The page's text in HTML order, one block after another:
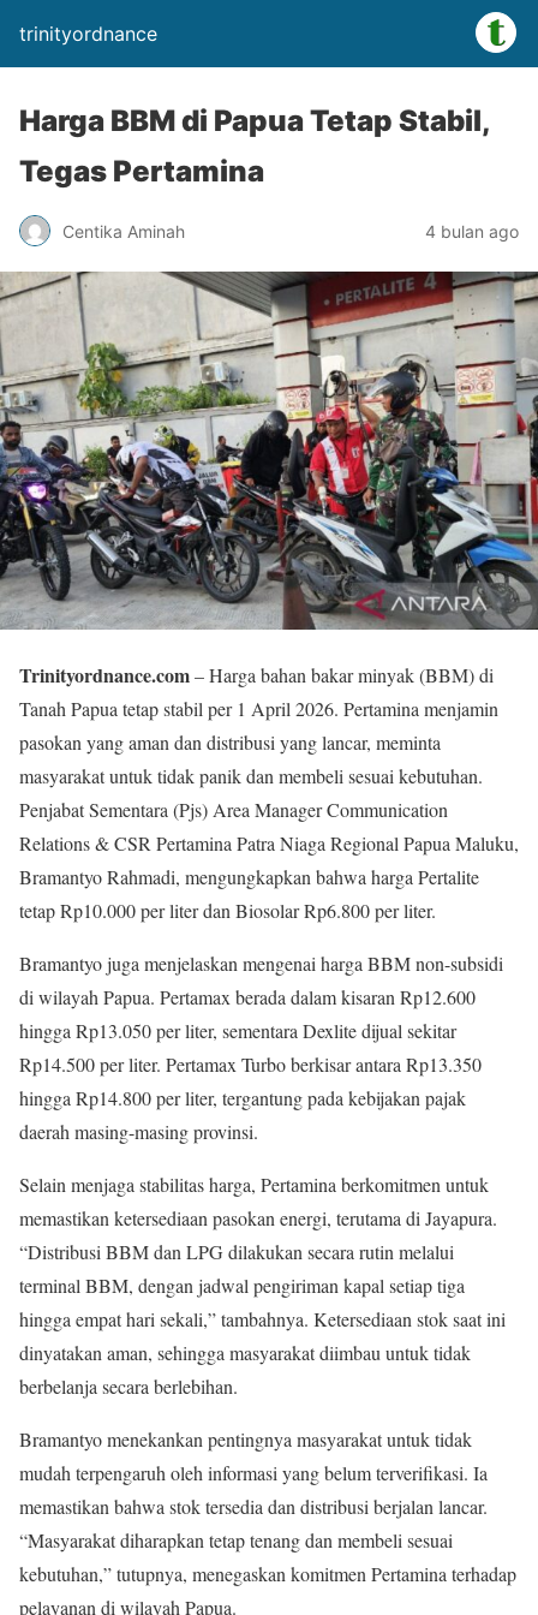
trinityordnance
Harga BBM di Papua Tetap Stabil,
Tegas Pertamina
Centika Aminah 4 bulan ago
Trinityordnance.com– Harga bahan bakar minyak (BBM) di
Tanah Papua tetap stabil per 1 April 2026. Pertamina menjamin
pasokan yang aman dan distribusi yang lancar, meminta
masyarakat untuk tidak panik dan membeli sesuai kebutuhan.
Penjabat Sementara (Pjs) Area Manager Communication
Relations & CSR Pertamina Patra Niaga Regional Papua Maluku,
Bramantyo Rahmadi, mengungkapkan bahwa harga Pertalite
tetap Rp10.000 per liter dan Biosolar Rp6.800 per liter.
Bramantyo juga menjelaskan mengenai harga BBM non-subsidi
di wilayah Papua. Pertamax berada dalam kisaran Rp12.600
hingga Rp13.050 per liter, sementara Dexlite dijual sekitar
Rp14.500 per liter. Pertamax Turbo berkisar antara Rp13.350
hingga Rp14.800 per liter, tergantung pada kebijakan pajak
daerah masing-masing provinsi.
Selain menjaga stabilitas harga, Pertamina berkomitmen untuk
memastikan ketersediaan pasokan energi, terutama di Jayapura.
“Distribusi BBM dan LPG dilakukan secara rutin melalui
terminal BBM, dengan jadwal pengiriman kapal setiap tiga
hingga empat hari sekali,” tambahnya. Ketersediaan stok saat ini
dinyatakan aman, sehingga masyarakat diimbau untuk tidak
berbelanja secara berlebihan.
Bramantyo menekankan pentingnya masyarakat untuk tidak
mudah terpengaruh oleh informasi yang belum terverifikasi. Ia
memastikan bahwa stok tersedia dan distribusi berjalan lancar.
“Masyarakat diharapkan tetap tenang dan membeli sesuai
kebutuhan,” tutupnya, menegaskan komitmen Pertamina terhadap
pelayanan di wilayah Papua.